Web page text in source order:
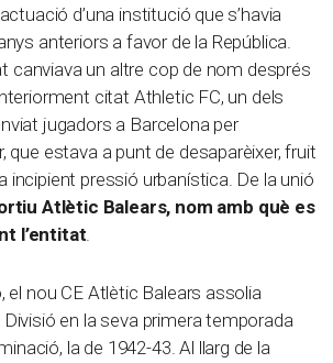
d’una institució que s’havia
anteriors a favor de la República.
canviava un altre cop de nom després
citat Athletic FC, un dels
jugadors a Barcelona per
que estava a punt de desaparèixer, fruit
incipient pressió urbanística. De la unió
Atlètic Balears, nom amb què es
l’entitat.
el nou CE Atlètic Balears assolia
Divisió en la seva primera temporada
la de 1942-43. Al llarg de la